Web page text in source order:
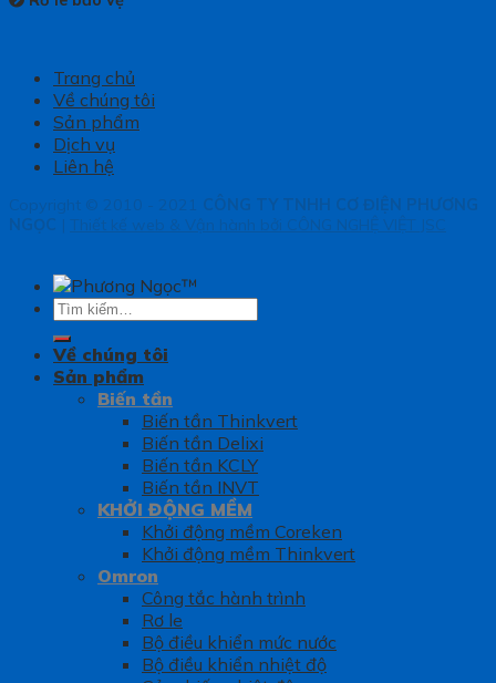
Trang chủ
Về chúng tôi
Sản phẩm
Dịch vụ
Liên hệ
Copyright © 2010 - 2021 CÔNG TY TNHH CƠ ĐIỆN PHƯƠNG
NGỌC | Thiết kế web & Vận hành bởi CÔNG NGHỆ VIỆT JSC
Tìm
Về chúng tôi
Sản phẩm
Biến tần
Biến tần Thinkvert
Biến tần Delixi
Biến tần KCLY
Biến tần INVT
KHỞI ĐỘNG MỀM
Khởi động mềm Coreken
Khởi động mềm Thinkvert
Omron
Công tắc hành trình
Rơ le
Bộ điều khiển mức nước
Bộ điều khiển nhiệt độ